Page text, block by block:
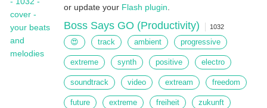
or update your Flash plugin
Boss Says GO (Productivity) 1032
😍 track ambient progressive
extreme synth positive electro
soundtrack video extream freedom
future extreme freiheit zukunft